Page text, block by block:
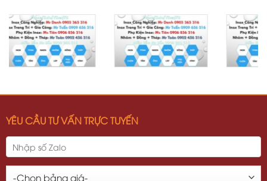
YÊU CẦU TƯ VẤN TRỰC TUYẾN